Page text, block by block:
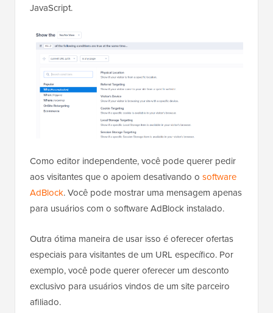
JavaScript.
Como editor independente, você pode querer pedir
aos visitantes que o apoiem desativando o software
AdBlock. Você pode mostrar uma mensagem apenas
para usuários com o software AdBlock instalado.
Outra ótima maneira de usar isso é oferecer ofertas
especiais para visitantes de um URL específico. Por
exemplo, você pode querer oferecer um desconto
exclusivo para usuários vindos de um site parceiro
afiliado.